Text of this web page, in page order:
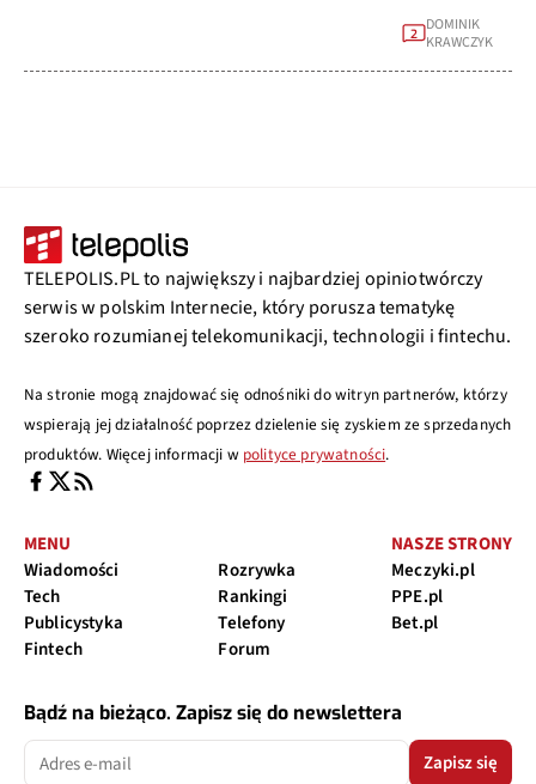
2
DOMINIK
KRAWCZYK
TELEPOLIS.PL to największy i najbardziej opiniotwórczy
serwis w polskim Internecie, który porusza tematykę
szeroko rozumianej telekomunikacji, technologii i fintechu.
Na stronie mogą znajdować się odnośniki do witryn partnerów, którzy
wspierają jej działalność poprzez dzielenie się zyskiem ze sprzedanych
produktów. Więcej informacji w polityce prywatności.
MENU
Wiadomości
Tech
Publicystyka
Fintech
Rozrywka
Rankingi
Telefony
Forum
NASZE STRONY
Meczyki.pl
PPE.pl
Bet.pl
Bądź na bieżąco. Zapisz się do newslettera
Zapisz się